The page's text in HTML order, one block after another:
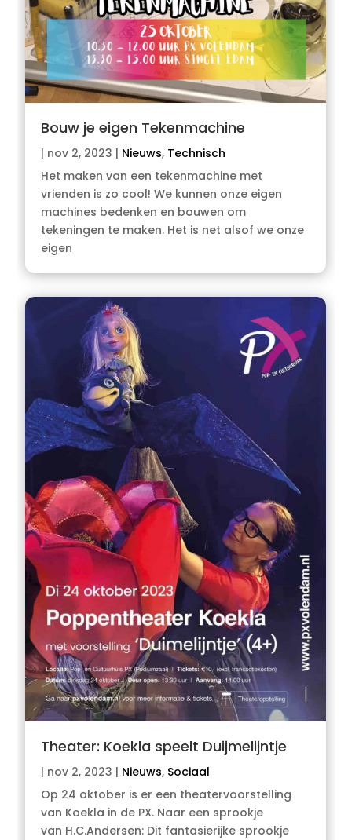
Bouw je eigen Tekenmachine
| nov 2, 2023 | Nieuws, Technisch
Het maken van een tekenmachine met
vrienden is zo cool! We kunnen onze eigen
machines bedenken en bouwen om
tekeningen te maken. Het is net alsof we onze
eigen
Theater: Koekla speelt Duijmelijntje
| nov 2, 2023 | Nieuws, Sociaal
Op 24 oktober is er een theatervoorstelling
van Koekla in de PX. Naar een sprookje
van H.C.Andersen: Dit fantasierijke sprookje